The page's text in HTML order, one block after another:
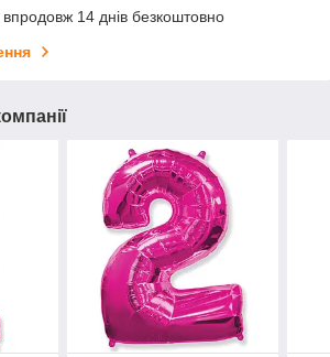
14 днів безкоштовно